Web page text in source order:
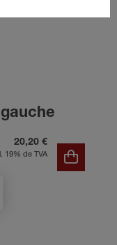
20,20 €
19% de TVA